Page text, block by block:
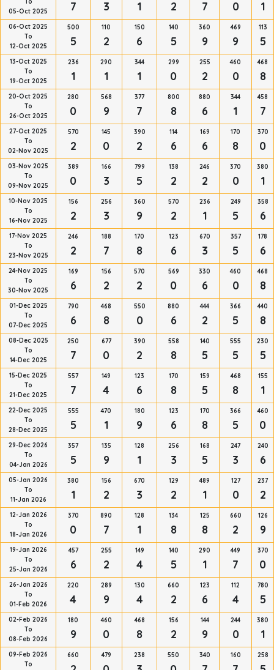
05-Oct 2025
7 3 1 2 7 0 1
06-Oct 2025
To
12-Oct 2025
500
5
110
2
150
6
140
5
360
9
469
9
113
5
13-Oct 2025
To
19-Oct 2025
236
1
290
1
344
1
299
0
255
2
460
0
468
8
20-Oct 2025
To
26-Oct 2025
280
0
568
9
377
7
800
8
880
6
344
1
458
7
27-Oct 2025
To
02-Nov 2025
570
2
145
0
390
2
114
6
169
6
170
8
370
0
03-Nov 2025
To
09-Nov 2025
389
0
166
3
799
5
138
2
246
2
370
0
380
1
10-Nov 2025
To
16-Nov 2025
156
2
256
3
360
9
570
2
236
1
249
5
358
6
17-Nov 2025
To
23-Nov 2025
246
2
188
7
170
8
123
6
670
3
357
5
178
6
24-Nov 2025
To
30-Nov 2025
169
6
156
2
570
2
569
0
330
6
460
0
468
8
01-Dec 2025
To
07-Dec 2025
790
6
468
8
550
0
880
6
444
2
366
5
440
8
08-Dec 2025
To
14-Dec 2025
250
7
677
0
390
2
558
8
140
5
555
5
230
5
15-Dec 2025
To
21-Dec 2025
557
7
149
4
123
6
170
8
159
5
468
8
155
1
22-Dec 2025
To
28-Dec 2025
555
5
470
1
180
9
123
6
170
8
366
5
460
0
29-Dec 2026
To
04-Jan 2026
357
5
135
9
128
1
256
3
168
5
247
3
240
6
05-Jan 2026
To
11-Jan 2026
380
1
156
2
670
3
129
2
489
1
127
0
237
2
12-Jan 2026
To
18-Jan 2026
370
0
890
7
128
1
134
8
125
8
660
2
126
9
19-Jan 2026
To
25-Jan 2026
457
6
255
2
149
4
140
5
290
1
449
7
370
0
26-Jan 2026
To
01-Feb 2026
220
4
289
9
130
4
660
2
123
6
112
4
780
5
02-Feb 2026
To
08-Feb 2026
180
9
460
0
468
8
156
2
144
9
244
0
380
1
09-Feb 2026
To
660 479 238 550 340 160 258